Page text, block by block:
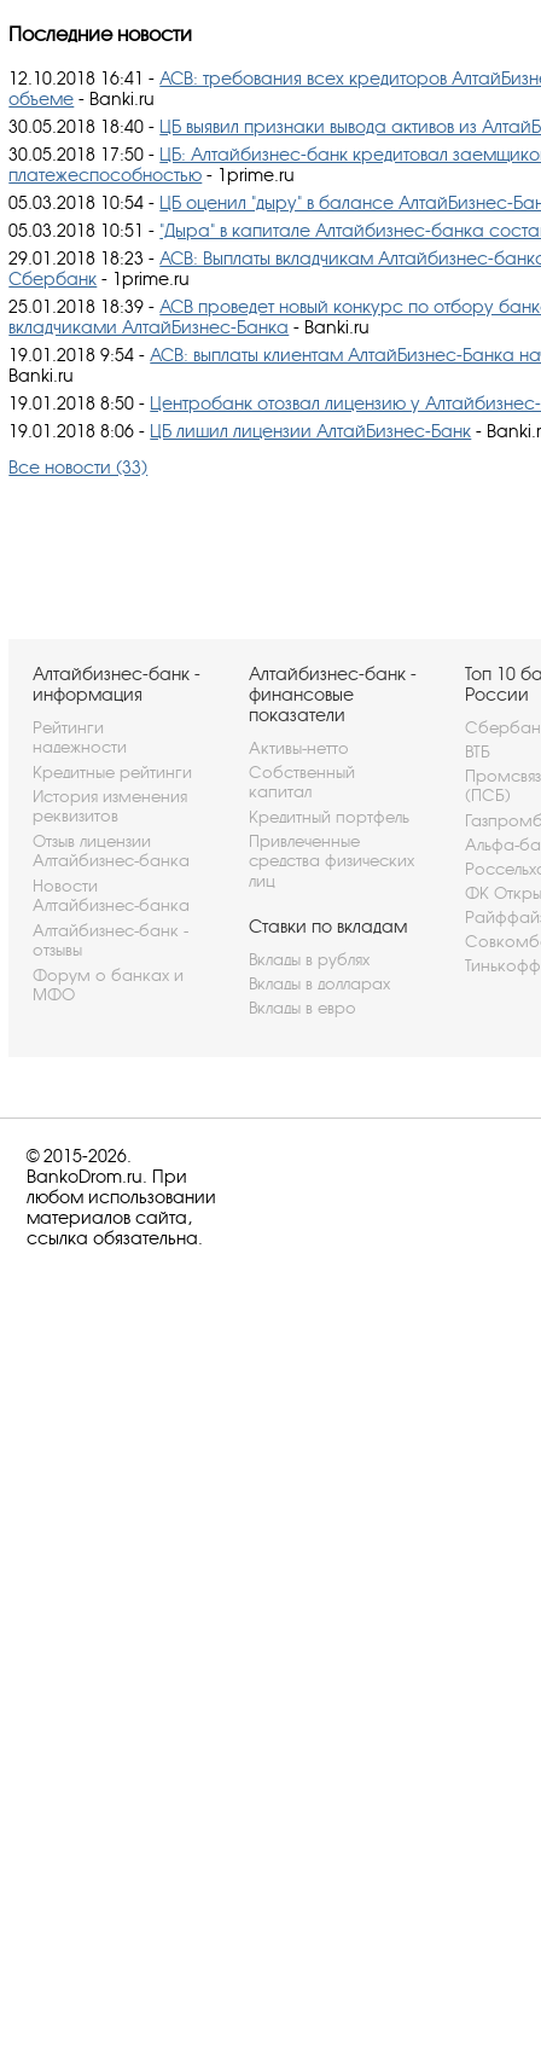
Последние новости
12.10.2018 16:41- АСВ: требования всех кредиторов
объеме - Banki.ru
30.05.2018 18:40- ЦБ выявил признаки вывода активов из
30.05.2018 17:50- ЦБ: Алтайбизнес-банк кредитовал
платежеспособностью - 1prime.ru
05.03.2018 10:54- ЦБ оценил "дыру" в балансе АлтайБизнес-
05.03.2018 10:51- "Дыра" в капитале Алтайбизнес-банка
29.01.2018 18:23- АСВ: Выплаты вкладчикам Алтайбизнес-
Сбербанк - 1prime.ru
25.01.2018 18:39- АСВ проведет новый конкурс по отбору
вкладчиками АлтайБизнес-Банка - Banki.ru
19.01.2018 9:54- АСВ: выплаты клиентам АлтайБизнес-Банка
Banki.ru
19.01.2018 8:50- Центробанк отозвал лицензию у
19.01.2018 8:06- ЦБ лишил лицензии АлтайБизнес-Банк -
Все новости (33)
Алтайбизнес-банк -
информация
Рейтинги
надежности
Кредитные рейтинги
История изменения
реквизитов
Отзыв лицензии
Алтайбизнес-банка
Новости
Алтайбизнес-банка
Алтайбизнес-банк -
отзывы
Форум о банках и
МФО
Алтайбизнес-банк -
финансовые
показатели
Активы-нетто
Собственный
капитал
Кредитный портфель
Привлеченные
средства физических
лиц
Ставки по вкладам
Вклады в рублях
Вклады в долларах
Вклады в евро
Топ 10
России
ВТБ
(ПСБ)
Альфа-
ФК
© 2015-2026.
BankoDrom.ru. При
любом использовании
материалов сайта,
ссылка обязательна.